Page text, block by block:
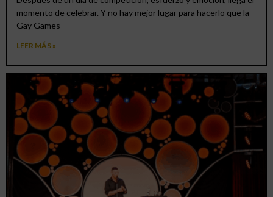
momento de celebrar. Y no hay mejor lugar para hacerlo que la
Gay Games
LEER MÁS »